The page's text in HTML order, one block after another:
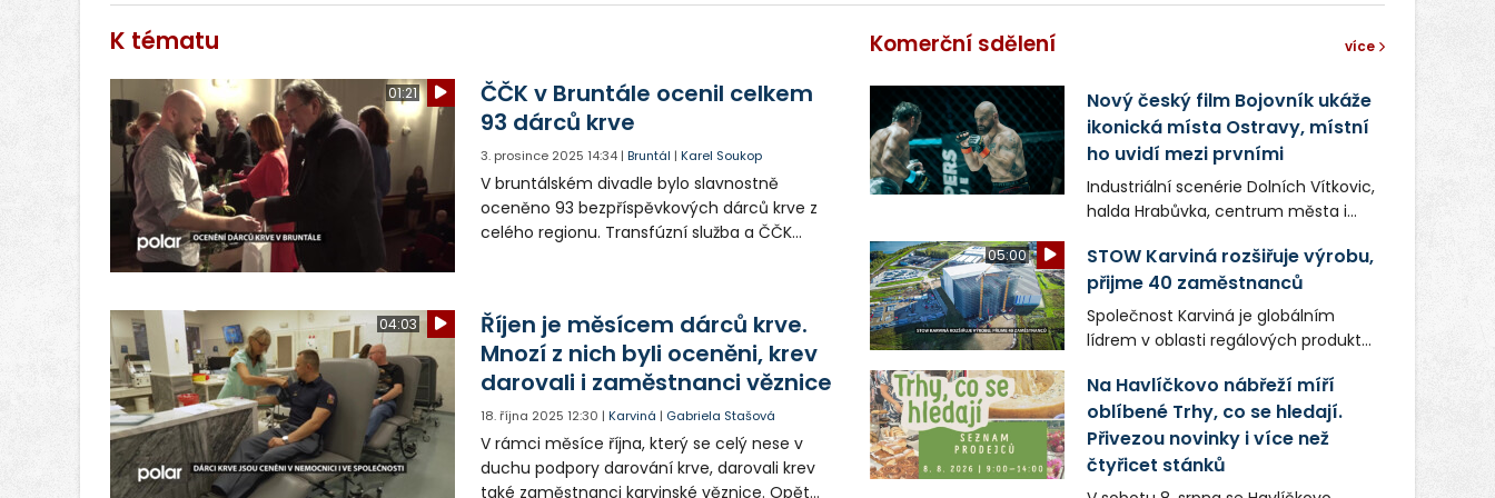
K tématu
01:21
ČČK v Bruntále ocenil celkem
93 dárců krve
3. prosince 2025 14:34 |Bruntál |Karel Soukop
V bruntálském divadle bylo slavnostně
oceněno 93 bezpříspěvkových dárců krve z
celého regionu. Transfúzní služba a ČČK
04:03
Říjen je měsícem dárců krve.
Mnozí z nich byli oceněni, krev
darovali i zaměstnanci věznice
18. října 2025 12:30 |Karviná | Gabriela Stašová
V rámci měsíce října, který se celý nese v
duchu podpory darování krve, darovali krev
také zaměstnanci karvinské věznice. Opět
Komerční sdělení více
Nový český film Bojovník ukáže
ikonická místa Ostravy, místní
ho uvidí mezi prvními
Industriální scenérie Dolních Vítkovic,
halda Hrabůvka, centrum města i
v novém filmu Bojovník, který vstoupí
do kin už 13. srpna. Režiséři Vojtěch
Frič a Tomáš Dianiška si
moravskoslezskou metropoli
nevybrali náhodou – její syrová
atmosféra se stala přirozenou
součástí příběhu bývalého
boxerského šampiona Hoffa (Milan
Ondrík), jenž se po letech vrací do
světa vrcholových zápasů, tentokrát
05:00
STOW Karviná rozšiřuje výrobu,
přijme 40 zaměstnanců
Společnost Karviná je globálním
lídrem v oblasti regálových produktů
zaměstnavatelem na Karvinsku a
firmou s obrovským potenciálem.
Na Havlíčkovo nábřeží míří
oblíbené Trhy, co se hledají.
Přivezou novinky i více než
čtyřicet stánků